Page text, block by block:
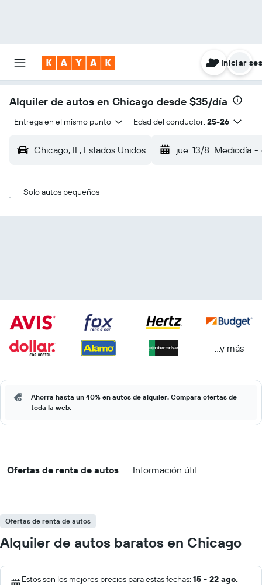
Iniciar
Alquiler de autos en Chicago desde $35/día
Entrega en el mismo punto Edad del conductor: 25-26
Chicago, IL, Estados Unidos jue. 13/8 Mediodía -
Solo autos pequeños
...y más
Ahorra hasta un 40% en autos de alquiler. Compara ofertas de
toda la web.
Ofertas de renta de autos Información útil
Ofertas de renta de autos
Alquiler de autos baratos en Chicago
Estos son los mejores precios para estas fechas: 15 - 22 ago.